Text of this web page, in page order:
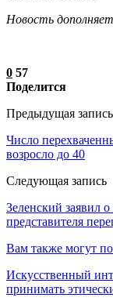
Новость
0 57
Поделится
Предыдущая запись
Число
возросло до 40
Следующая запись
Зеленский заявил
представителя
Вам также могут
Искусственный
принимать